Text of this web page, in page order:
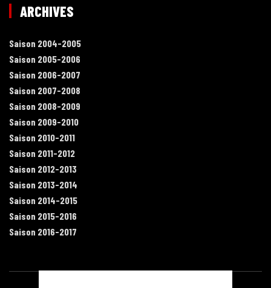
ARCHIVES
Saison 2004-2005
Saison 2005-2006
Saison 2006-2007
Saison 2007-2008
Saison 2008-2009
Saison 2009-2010
Saison 2010-2011
Saison 2011-2012
Saison 2012-2013
Saison 2013-2014
Saison 2014-2015
Saison 2015-2016
Saison 2016-2017